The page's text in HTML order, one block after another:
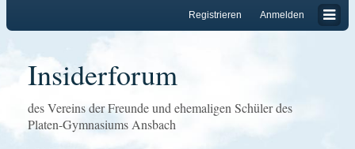
Anmelden
Registrieren
Insiderforum
des Vereins der Freunde und ehemaligen Schüler des
Platen-Gymnasiums Ansbach